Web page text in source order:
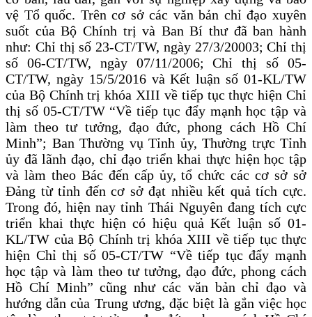
vệ Tổ quốc. Trên cơ sở các văn bản chỉ đạo xuyên
suốt của Bộ Chính trị và Ban Bí thư đã ban hành
như: Chỉ thị số 23-CT/TW, ngày 27/3/20003; Chỉ thị
số 06-CT/TW, ngày 07/11/2006; Chỉ thị số 05-
CT/TW, ngày 15/5/2016 và Kết luận số 01-KL/TW
của Bộ Chính trị khóa XIII về tiếp tục thực hiện Chỉ
thị số 05-CT/TW “Về tiếp tục đẩy mạnh học tập và
làm theo tư tưởng, đạo đức, phong cách Hồ Chí
Minh”; Ban Thường vụ Tỉnh ủy, Thường trực Tỉnh
ủy đã lãnh đạo, chỉ đạo triển khaithực hiện học tập
và làm theo Bác đến cấp ủy, tổ chức các cơ sở sở
Đảng từ tỉnh đến cơ sở đạt nhiều kết quả tích cực.
Trong đó, hiện nay tỉnh Thái Nguyên đang tích cực
triển khai thực hiện có hiệu quả Kết luận số 01-
KL/TW của Bộ Chính trị khóa XIII về tiếp tục thực
hiện Chỉ thị số 05-CT/TW “Về tiếp tục đẩy mạnh
học tập và làm theo tư tưởng, đạo đức, phong cách
Hồ Chí Minh” cũng như các văn bản chỉ đạo và
hướng dẫn của Trung ương, đặc biệt là gắn việc học